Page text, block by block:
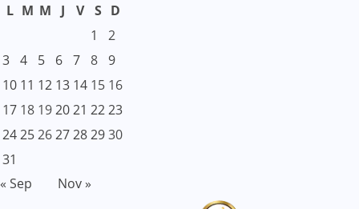
L M M J V S D
1
2
3 4 5 6 7 8 9
10 11 12 13 14 15 16
17 18 192021 2223
24252627282930
31
« Sep
Nov »